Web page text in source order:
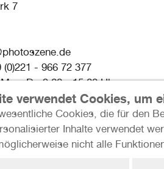
7
(0)221 - 966 72 377
- Do 9:00 - 15:00 Uhr
verwendet Cookies, um
Cookies, die für den
Inhalte verwendet
nicht alle